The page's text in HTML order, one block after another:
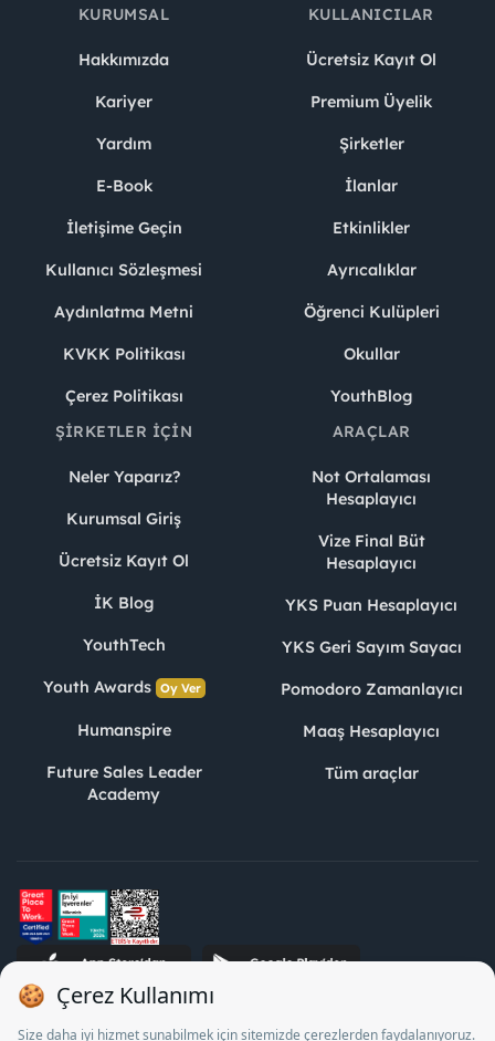
KURUMSAL
Hakkımızda
Kariyer
Yardım
E-Book
İletişime Geçin
Kullanıcı Sözleşmesi
Aydınlatma Metni
KVKK Politikası
Çerez Politikası
KULLANICILAR
Ücretsiz Kayıt Ol
Premium Üyelik
Şirketler
İlanlar
Etkinlikler
Ayrıcalıklar
Öğrenci Kulüpleri
Okullar
YouthBlog
ŞIRKETLER İÇIN
Neler Yaparız?
Kurumsal Giriş
Ücretsiz Kayıt Ol
İK Blog
YouthTech
Youth Awards Oy Ver
Humanspire
Future Sales Leader
Academy
ARAÇLAR
Not Ortalaması
Hesaplayıcı
Vize Final Büt
Hesaplayıcı
YKS Puan Hesaplayıcı
YKS Geri Sayım Sayacı
Pomodoro Zamanlayıcı
Maaş Hesaplayıcı
Tüm araçlar